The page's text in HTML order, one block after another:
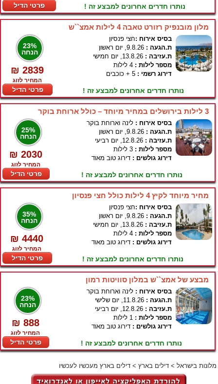
פרטי הדיל נותרו חדרים אחרונים למבצע זה !
מלון מובנפיק רזורט טאבה 4 לילות אמצ``ש
23%
הנחה
₪ 2839
המחיר לזוג
פרטי הדיל
בסיס אירוח :חצי פנסיון
ת.הגעה :
ת.עזיבה :
מספר לילות :
דירוג רשמי :
נותרו חדרים אחרונים למבצע זה !
3 לילות בירושלים במחיר מיוחד – כולל ארוחת בוקר
25%
הנחה
₪ 2030
המחיר לזוג
פרטי הדיל
בסיס אירוח : לינה וארוחת בוקר
ת.הגעה :
ת.עזיבה :
מספר לילות :
דירוג גולשים : דירוג טוב מאוד
נותרו חדרים אחרונים למבצע זה !
מחיר מיוחד לקיץ 4 לילות כולל חצי פנסיון
35%
הנחה
₪ 4440
המחיר לזוג
פרטי הדיל
בסיס אירוח :חצי פנסיון
ת.הגעה :
ת.עזיבה :
מספר לילות :
דירוג גולשים : דירוג טוב מאוד
נותרו חדרים אחרונים למבצע זה !
מבצע של אמצ``ש במלון סוויטות רמון
23%
הנחה
₪ 888
המחיר לזוג
פרטי הדיל
בסיס אירוח : לינה וארוחת בוקר
ת.הגעה :
ת.עזיבה :
מספר לילות :
דירוג גולשים : דירוג טוב מאוד
נותרו חדרים אחרונים למבצע זה !
מלונות בישראל > דילים בארץ > דילים בארץ מעכשיו לעכשיו